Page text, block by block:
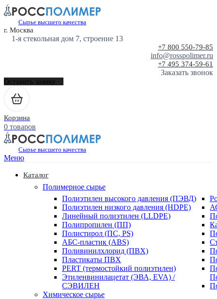
Сырье высшего качества
г. Москва
1-я стекольная дом 7, строение 13
+7 800 550-79-85
info@rosspolimer.ru
+7 495 374-59-61
Заказать звонок
Оставить заявку
Корзина
0 товаров
Сырье высшего качества
Меню
Каталог
Полимерное сырье
Полиэтилен высокого давления (ПЭВД)
Полиэтилен низкого давления (HDPE)
Линейный полиэтилен (LLDPE)
Полипропилен (ПП)
Полистирол (ПС, PS)
АБС-пластик (ABS)
Поливинилхлорид (ПВХ)
Пластикаты ПВХ
PERT (термостойкий полиэтилен)
Этиленвинилацетат (ЭВА, EVA) /
СЭВИЛЕН
Химическое сырье